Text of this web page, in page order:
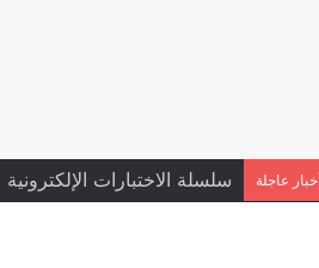
عاجلة سلسلة الاختبارات الإلكترونية